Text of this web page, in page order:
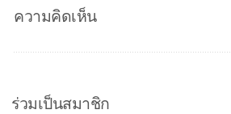
ความคิดเห็น
ร่วมเป็นสมาชิก